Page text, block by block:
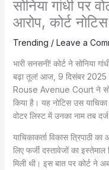
सोनिया गांधी पर
आरोप, कोर्ट
Trending / Leave a
भारी सनसनी! कोर्ट ने सोनिया
बढ़ा तूल! आज, 9 दिसंबर 2025
Rouse Avenue Court ने
किया है। यह नोटिस उस
वोटर लिस्ट में उनका नाम तब
याचिकाकर्ता विकास त्रिपाठी
लिए फर्जी दस्तावेजों का
मिली थी। इस बात पर कोर्ट ने